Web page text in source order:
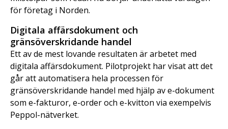
för företag i Norden.
Digitala affärsdokument och
gränsöverskridande handel
Ett av de mest lovande resultaten är arbetet med
digitala affärsdokument. Pilotprojekt har visat att det
går att automatisera hela processen för
gränsöverskridande handel med hjälp av e-dokument
som e-fakturor, e-order och e-kvitton via exempelvis
Peppol-nätverket.